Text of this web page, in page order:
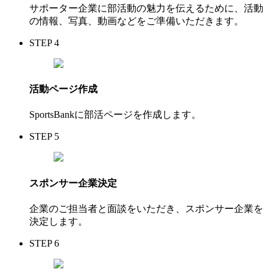
サポーター企業に部活動の魅力を伝えるために、活動
の情報、写真、動画などをご準備いただきます。
STEP 4
活動ページ作成
SportsBankに部活ページを作成します。
STEP 5
スポンサー企業決定
企業のご担当者と面談をいただき、スポンサー企業を
決定します。
STEP 6